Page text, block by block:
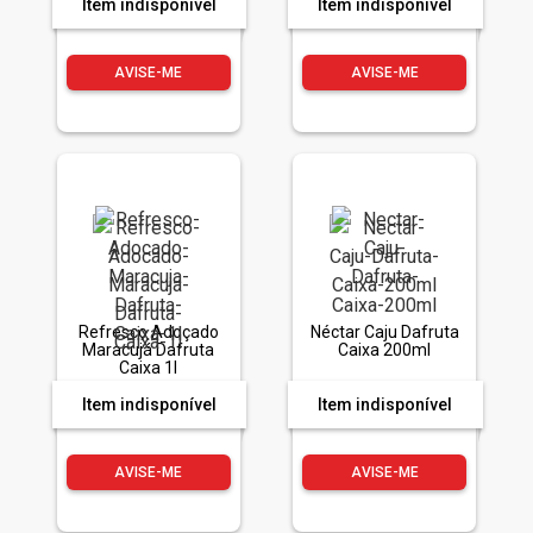
Item indisponível
AVISE-ME
Item indisponível
AVISE-ME
Refresco Adoçado
Maracujá Dafruta
Caixa 1l
Item indisponível
AVISE-ME
Néctar Caju Dafruta
Caixa 200ml
Item indisponível
AVISE-ME